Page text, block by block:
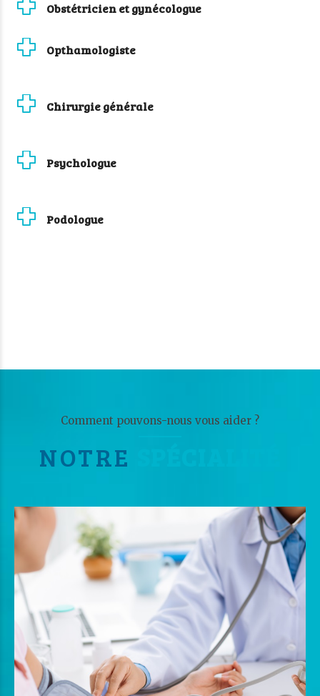
Obstétricien et gynécologue
Opthamologiste
Chirurgie générale
Psychologue
Podologue
Comment pouvons-nous vous aider ?
NOTRE